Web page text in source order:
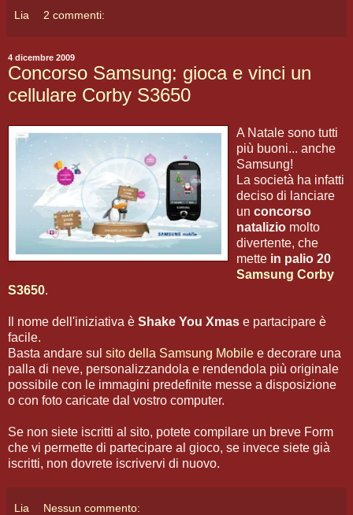
Lia 2 commenti:
4 dicembre 2009
Concorso Samsung: gioca e vinci un
cellulare Corby S3650
A Natale sono tutti
più buoni... anche
Samsung!
La società ha infatti
deciso di lanciare
un concorso
natalizio molto
divertente, che
mette in palio 20
Samsung Corby
S3650.
Il nome dell'iniziativa è Shake You Xmas e partacipare è
facile.
Basta andare sul sito della Samsung Mobile e decorare una
palla di neve, personalizzandola e rendendola più originale
possibile con le immagini predefinite messe a disposizione
o con foto caricate dal vostro computer.
Se non siete iscritti al sito, potete compilare un breve Form
che vi permette di partecipare al gioco, se invece siete già
iscritti, non dovrete iscrivervi di nuovo.
Lia Nessun commento: